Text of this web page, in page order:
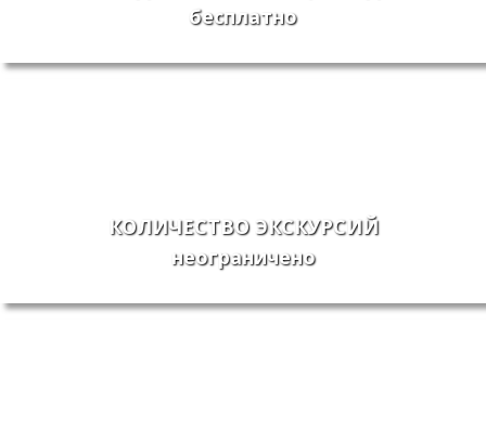
бесплатно
КОЛИЧЕСТВО ЭКСКУРСИЙ
неограничено